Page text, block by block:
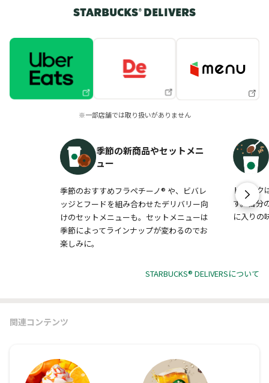
STARBUCKS® DELIVERS
※一部店舗では取り扱いがありません
季節の新商品やセットメニ
ュー
季節のおすすめフラペチーノ® や、ビバレ
ッジとフードを組み合わせたデリバリー向
けのセットメニューも。セットメニューは
季節によってラインナップが変わるのでお
楽しみに。
ドリンク
す。自分
に入りの
STARBUCKS® DELIVERSについて
関連コンテンツ